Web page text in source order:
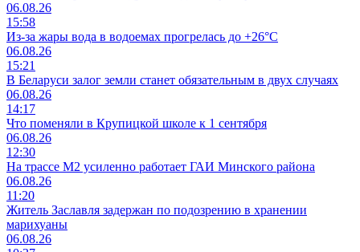
06.08.26
15:58
Из-за жары вода в водоемах прогрелась до +26°C
06.08.26
15:21
В Беларуси залог земли станет обязательным в двух случаях
06.08.26
14:17
Что поменяли в Крупицкой школе к 1 сентября
06.08.26
12:30
На трассе М2 усиленно работает ГАИ Минского района
06.08.26
11:20
Житель Заславля задержан по подозрению в хранении
марихуаны
06.08.26